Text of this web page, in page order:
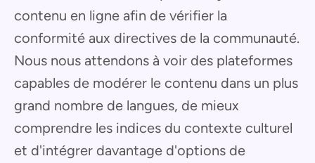
contenu en ligne afin de vérifier la
conformité aux directives de la communauté.
Nous nous attendons à voir des plateformes
capables de modérer le contenu dans un plus
grand nombre de langues, de mieux
comprendre les indices du contexte culturel
et d'intégrer davantage d'options de